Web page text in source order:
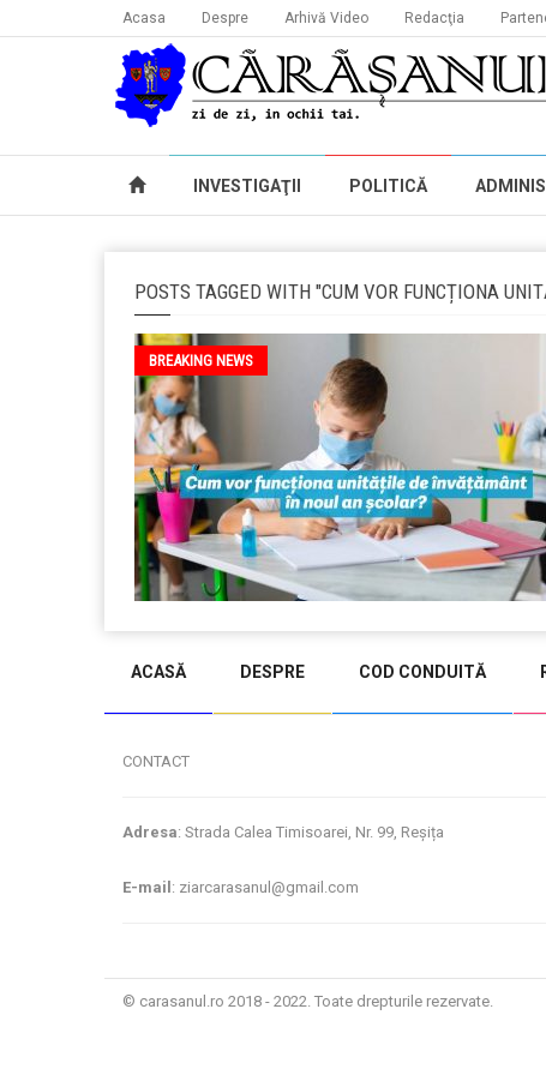
Acasa Despre Arhivă Video Redacţia
INVESTIGAŢII POLITICĂ
POSTS TAGGED WITH "CUM VOR FUNCȚIONA
BREAKING NEWS
ACASĂ DESPRE COD CONDUITĂ
CONTACT
Adresa: Strada Calea Timisoarei, Nr. 99, Reșița
E-mail : ziarcarasanul@gmail.com
© carasanul.ro 2018 - 2022. Toate drepturile rezervate.